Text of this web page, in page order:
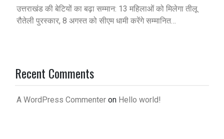
उत्तराखंड की बेटियों का बढ़ा सम्मान: 13 महिलाओं को मिलेगा तीलू
रौतेली पुरस्कार, 8 अगस्त को सीएम धामी करेंगे सम्मानित…
Recent Comments
A WordPress Commenter on Hello world!